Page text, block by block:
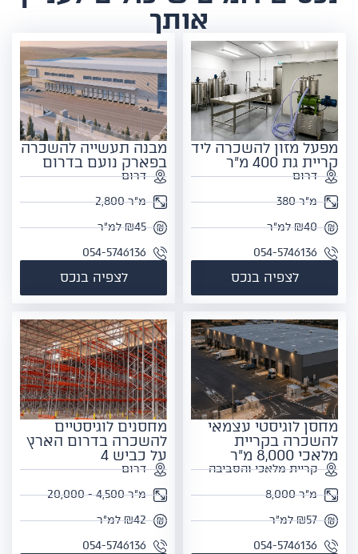
אותך
מפעל מזון להשכרה ליד
קריית גת 400 מ"ר
דרום
מ"ר 380
₪40 למ"ר
054-5746136
לצפיה בנכס
מבנה תעשייה להשכרה
בפארק נועם בדרום
דרום
מ"ר 2,800
₪45 למ"ר
054-5746136
לצפיה בנכס
מחסן לוגיסטי עצמאי
להשכרה בקריית
מלאכי 8,000 מ"ר
קריית מלאכי והסביבה
מ"ר 8,000
₪57 למ"ר
054-5746136
מחסנים לוגיסטיים
להשכרה בדרום הארץ
על כביש 4
דרום
מ"ר 4,500 - 20,000
₪42 למ"ר
054-5746136